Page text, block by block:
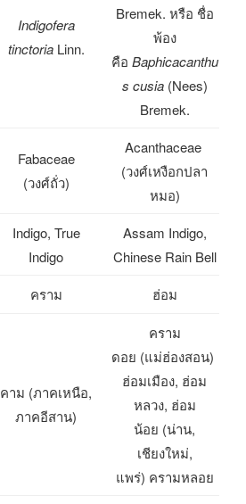
Indigofera
tinctoriaLinn.
Bremek. หรือ ชื่อ
พ้อง
คือ Baphicacanthu
s cusia(Nees)
Bremek.
Fabaceae
(วงศ์ถั่ว)
Acanthaceae
(วงศ์เหงือกปลา
หมอ)
Indigo, True
Indigo
Assam Indigo,
Chinese Rain Bell
คราม ฮ่อม
คาม (ภาคเหนือ,
ภาคอีสาน)
คราม
ดอย (แม่ฮ่องสอน)
ฮ่อมเมือง, ฮ่อม
หลวง, ฮ่อม
น้อย (น่าน,
เชียงใหม่,
แพร่) ครามหลอย